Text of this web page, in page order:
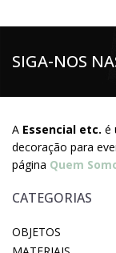
SIGA-NOS
A Essencial etc. é
decoração para
página Quem
CATEGORIAS
OBJETOS